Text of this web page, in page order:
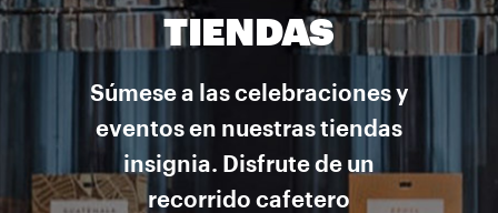
TIENDAS
Súmese a las celebraciones y
eventos en nuestras tiendas
insignia. Disfrute de un
recorrido cafetero